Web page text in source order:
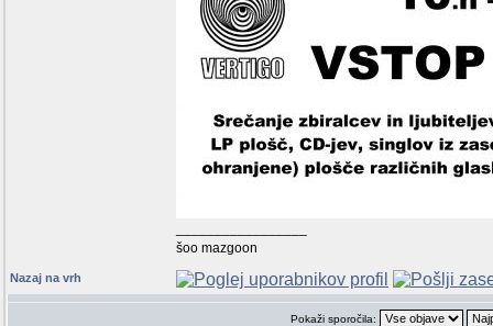
šoo mazgoon
Nazaj na vrh
Pokaži sporočila: